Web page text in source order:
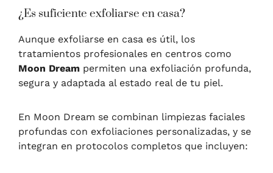
¿Es suficiente exfoliarse en casa?
Aunque exfoliarse en casa es útil, los
tratamientos profesionales en centros como
Moon Dream permiten una exfoliación profunda,
segura y adaptada al estado real de tu piel.
En Moon Dream se combinan limpiezas faciales
profundas con exfoliaciones personalizadas, y se
integran en protocolos completos que incluyen: